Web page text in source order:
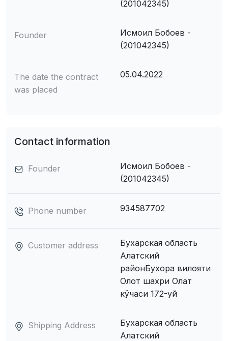
(201042345)
Founder
Исмоил Бобоев -
(201042345)
The date the contract
was placed
05.04.2022
Contact information
Founder
Исмоил Бобоев -
(201042345)
Phone number 934587702
Customer address
Бухарская область
Алатский
районБухора вилояти
Олот шахри Олат
кўчаси 172-уй
Shipping Address
Бухарская область
Алатский